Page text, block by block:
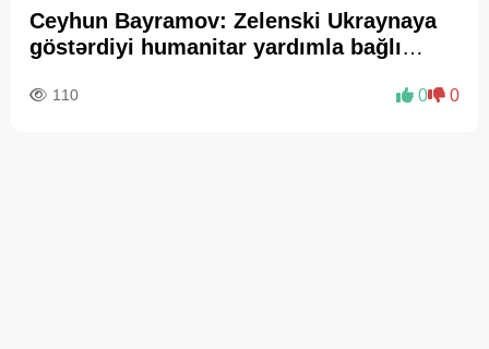
Ceyhun Bayramov: Zelenski Ukraynaya
göstərdiyi humanitar yardımla bağlı
110 0 0